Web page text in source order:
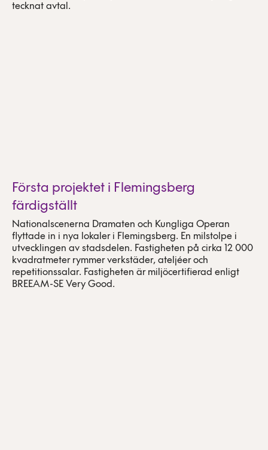
tecknat avtal.
Första projektet i Flemingsberg
färdigställt
Nationalscenerna Dramaten och Kungliga Operan
flyttade in i nya lokaler i Flemingsberg. En milstolpe i
utvecklingen av stadsdelen. Fastigheten på cirka 12 000
kvadratmeter rymmer verkstäder, ateljéer och
repetitionssalar. Fastigheten är miljöcertifierad enligt
BREEAM-SE Very Good.